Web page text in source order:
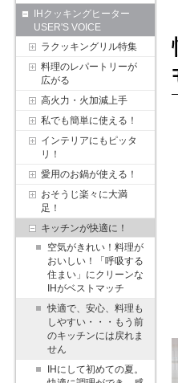
IHクッキングヒーター
USER'S VOICE
ラクッキングリル特集
料理のレパートリーが
広がる
高火力・火加減上手
私でも簡単に使える！
インテリアにもピッタ
リ！
愛用のお鍋が使える！
おそうじ楽々に大満
足！
キッチンが快適に！
空気がきれい！料理が
おいしい！「呼吸する
住まい」にクリーンな
IHがベストマッチ
快適で、安心、料理も
しやすい・・・もう前
のキッチンには戻れま
せん
IHにして初めての夏。